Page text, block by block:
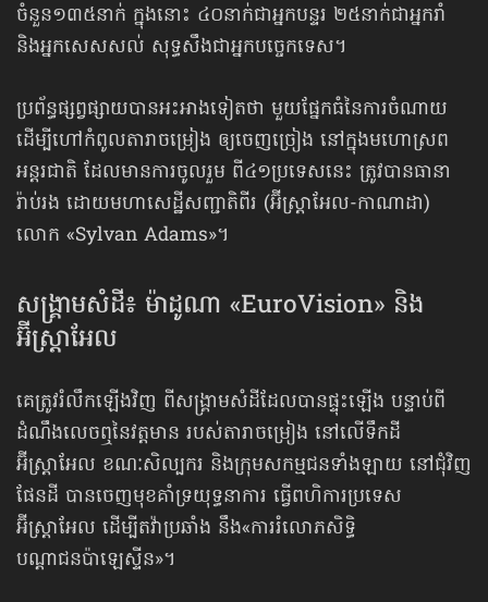
ចំនួន១៣៥នាក់ ក្នុងនោះ ៤០នាក់ជាអ្នកបន្ទរ ២៥នាក់ជាអ្នករាំ
និងអ្នកសេសសល់ សុទ្ធសឹងជាអ្នកបច្ចេកទេស។
ប្រព័ន្ធផ្សព្វផ្សាយបានអះអាងទៀតថា មួយផ្នែកធំនៃការចំណាយ
ដើម្បីហៅកំពូលតារាចម្រៀង ឲ្យចេញច្រៀង នៅក្នុង​មហោស្រព
អន្តរជាតិ ដែលមានការចូលរួម ពី៤១ប្រទេសនេះ ត្រូវបានធានា
រ៉ាប់រង ដោយមហាសេដ្ឋីសញ្ជាតិពីរ (អ៊ីស្ត្រាអែល-កាណាដា)
លោក «Sylvan Adams»។
សង្គ្រាមសំដី៖ ម៉ាដូណា «EuroVision» និង
អ៊ីស្ត្រាអែល
គេត្រូវរំលឹកឡើងវិញ ពីសង្គ្រាមសំដីដែលបានផ្ទុះឡើង បន្ទាប់ពី
ដំណឹងលេចឮ​នៃវត្តមាន របស់តារាចម្រៀង នៅលើ​ទឹកដី
អ៊ីស្ត្រាអែល ខណៈសិល្បករ និងក្រុមសកម្មជនទាំងឡាយ នៅជុំវិញ
ផែនដី បានចេញមុខគាំទ្រយុទ្ធនាការ ធ្វើពហិការ​ប្រទេស
អ៊ីស្ត្រាអែល ដើម្បីតវ៉ាប្រឆាំង នឹង«ការរំលោភសិទ្ធិ
បណ្ដាជនប៉ាឡេស្ទីន»។